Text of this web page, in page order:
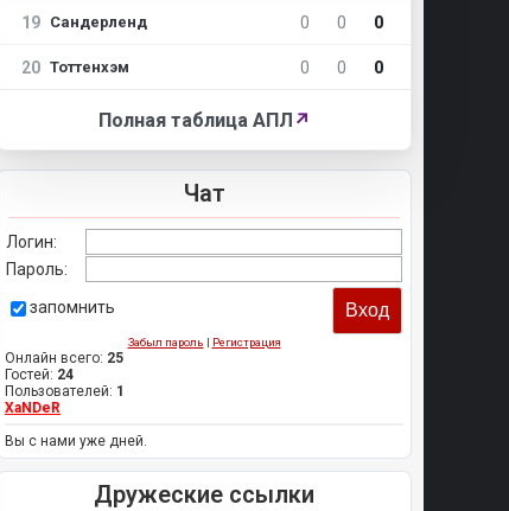
19 Сандерленд 0 0 0
20 Тоттенхэм 0 0 0
Полная таблица АПЛ ↗
Чат
Логин:
Пароль:
запомнить
Забыл пароль | Регистрация
Онлайн всего: 25
Гостей: 24
Пользователей: 1
XaNDeR
Вы с нами уже дней.
Дружеские ссылки